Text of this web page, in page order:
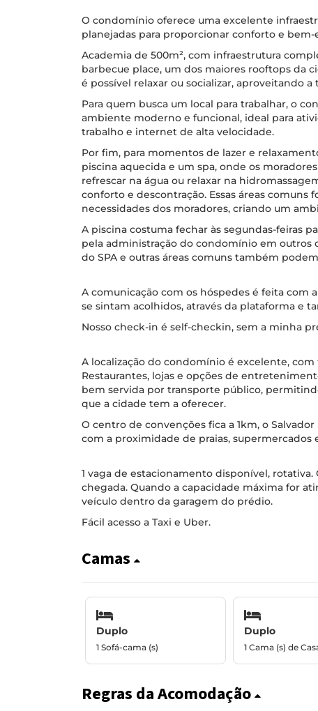
O condomínio oferece uma excelente
planejadas para proporcionar conforto e bem-
Academia de 500m², com infraestrutura
barbecue place, um dos maiores rooftops da
é possível relaxar ou socializar, aproveitando
Para quem busca um local para trabalhar, o
ambiente moderno e funcional, ideal para
trabalho e internet de alta velocidade.
Por fim, para momentos de lazer e
piscina aquecida e um spa, onde os
refrescar na água ou relaxar na
conforto e descontração. Essas áreas comuns
necessidades dos moradores, criando um
A piscina costuma fechar às segundas-feiras
pela administração do condomínio em outros
do SPA e outras áreas comuns também
A comunicação com os hóspedes é feita com
se sintam acolhidos, através da plataforma e
Nosso check-in é self-checkin, sem a minha
A localização do condomínio é excelente, com
Restaurantes, lojas e opções de
bem servida por transporte público,
que a cidade tem a oferecer.
O centro de convenções fica a 1km, o
com a proximidade de praias, supermercados
1 vaga de estacionamento disponível,
chegada. Quando a capacidade máxima for
veículo dentro da garagem do prédio.
Fácil acesso a Taxi e Uber.
Camas
Duplo
1 Sofá-cama (s)
Duplo
1 Cama (s) de
Regras da Acomodação